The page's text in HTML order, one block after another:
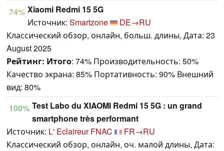
74% Xiaomi Redmi 15 5G
Источник: Smartzone
DE→RU
Классический обзор, онлайн, больш. длины, Дата: 23
August 2025
Рейтинг: Итого: 74% Производительность: 50%
Качество экрана: 85% Портативность: 90% Внешний
вид: 80%
100% Test Labo du XIAOMI Redmi 15 5G : un grand
smartphone très performant
Источник: L' Eclaireur FNAC
FR→RU
Классический обзор, онлайн, оч. малой длины, Дата: